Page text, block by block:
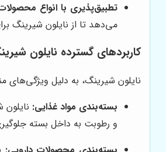
تطبیق‌پذیری با انواع
می‌دهد تا از نایلون شیرینگ
کاربردهای گسترده نایلون
نایلون شیرینگ، به دلیل ویژگی‌های
بسته‌بندی مواد غذایی:
و رطوبت به داخل بسته